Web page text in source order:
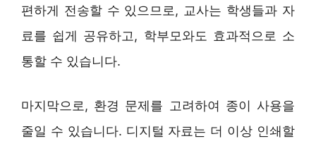
편하게 전송할 수 있으므로, 교사는 학생들과 자
료를 쉽게 공유하고, 학부모와도 효과적으로 소
통할 수 있습니다.
마지막으로, 환경 문제를 고려하여 종이 사용을
줄일 수 있습니다. 디지털 자료는 더 이상 인쇄할